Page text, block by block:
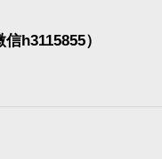
h3115855）